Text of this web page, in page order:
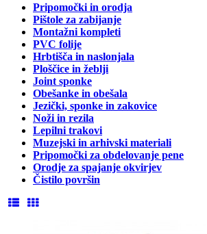
Pripomočki in orodja
Pištole za zabijanje
Montažni kompleti
PVC folije
Hrbtišča in naslonjala
Ploščice in žeblji
Joint sponke
Obešanke in obešala
Jezički, sponke in zakovice
Noži in rezila
Lepilni trakovi
Muzejski in arhivski materiali
Pripomočki za obdelovanje pene
Orodje za spajanje okvirjev
Čistilo površin